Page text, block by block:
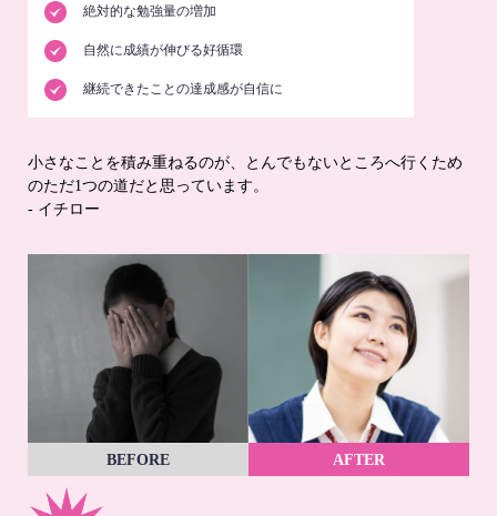
絶対的な勉強量の増加
自然に成績が伸びる好循環
継続できたことの達成感が自信に
小さなことを積み重ねるのが、とんでもないところへ行くため
のただ1つの道だと思っています。
- イチロー
BEFORE AFTER